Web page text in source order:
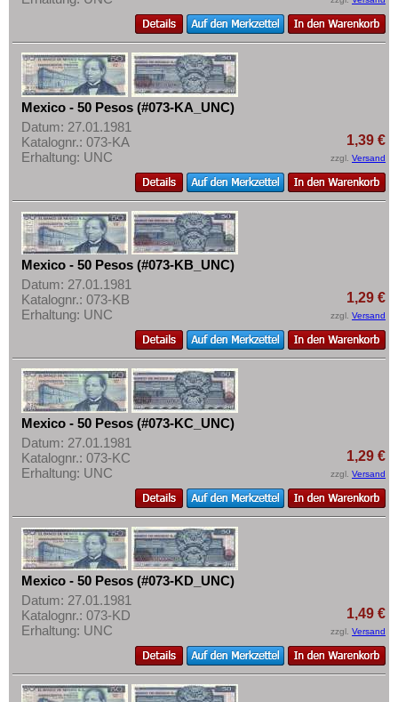
Mexico - 50 Pesos (#073-KA_UNC)
Datum: 27.01.1981
Katalognr.: 073-KA
Erhaltung: UNC
1,39 €
zzgl. Versand
Mexico - 50 Pesos (#073-KB_UNC)
Datum: 27.01.1981
Katalognr.: 073-KB
Erhaltung: UNC
1,29 €
zzgl. Versand
Mexico - 50 Pesos (#073-KC_UNC)
Datum: 27.01.1981
Katalognr.: 073-KC
Erhaltung: UNC
1,29 €
zzgl. Versand
Mexico - 50 Pesos (#073-KD_UNC)
Datum: 27.01.1981
Katalognr.: 073-KD
Erhaltung: UNC
1,49 €
zzgl. Versand